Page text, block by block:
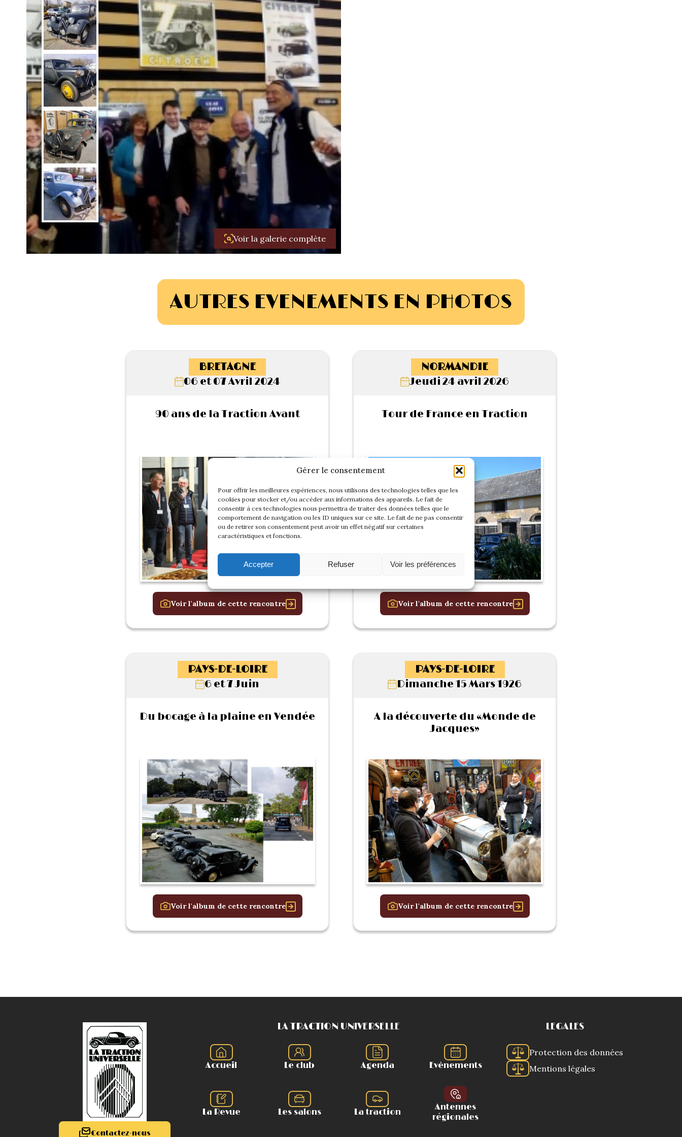
Gérer le consentement
Pour offrir les meilleures expériences, nous utilisons des technologies telles que les
cookies pour stocker et/ou accéder aux informations des appareils. Le fait de
consentir à ces technologies nous permettra de traiter des données telles que le
comportement de navigation ou les ID uniques sur ce site. Le fait de ne pas consentir
ou de retirer son consentement peut avoir un effet négatif sur certaines
caractéristiques et fonctions.
Accepter Refuser Voir les préférences
Voir la galerie complète
AUTRES EVENEMENTS EN PHOTOS
BRETAGNE
06 et 07 Avril 2024
90 ans de la Traction Avant
Voir l'album de cette rencontre
NORMANDIE
Jeudi 24 avril 2026
Tour de France en Traction
Voir l'album de cette rencontre
PAYS-DE-LOIRE
6 et 7 Juin
Du bocage à la plaine en Vendée
Voir l'album de cette rencontre
PAYS-DE-LOIRE
Dimanche 15 Mars 1926
A la découverte du «Monde de
Jacques»
Voir l'album de cette rencontre
Contactez-nous
LA TRACTION UNIVERSELLE
Accueil Le club Agenda Evènements
La Revue Les salons La traction
Antennes
régionales
LEGALES
Protection des données
Mentions légales